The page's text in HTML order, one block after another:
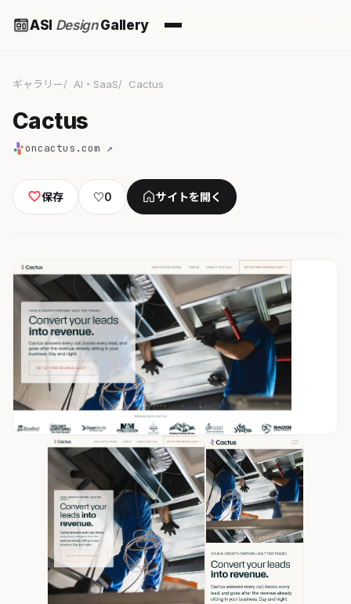
ASI DesignGallery
ギャラリー AI・SaaS Cactus
Cactus
oncactus.com ↗
保存 ♡0 サイトを開く